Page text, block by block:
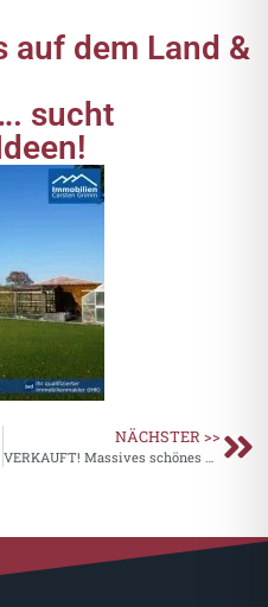
auf dem Land &
sucht
NÄCHSTER >>
VERKAUFT! Massives schönes Einfamilienhaus mit Doppelgarage und seperater Haushälfte